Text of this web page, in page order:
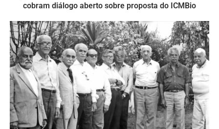
cobram diálogo aberto sobre proposta do ICMBio